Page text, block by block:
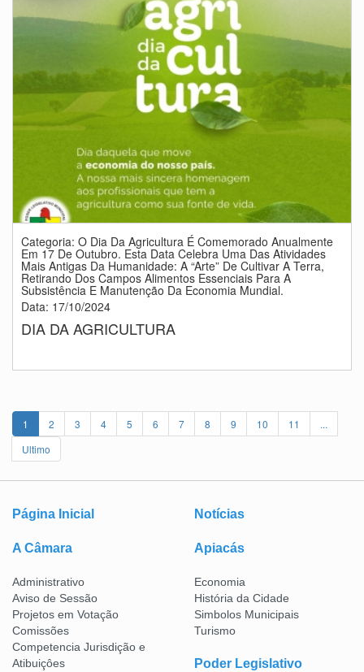
Categoria: O Dia Da Agricultura É Comemorado Anualmente
Em 17 De Outubro. Esta Data Celebra Uma Das Atividades
Mais Antigas Da Humanidade: A “arte” De Cultivar A Terra,
Retirando Dos Campos Alimentos Essenciais Para A
Subsistência E Manutenção Da Economia Mundial.
Data: 17/10/2024
DIA DA AGRICULTURA
1 2 3 4 5 6 7 8 9 10 11
...
Ultimo
Página Inicial Notícias
A Câmara
Administrativo
Aviso de Sessão
Projetos em Votação
Comissões
Competencia Jurisdição e
Atibuiçôes
Apiacás
Economia
História da Cidade
Simbolos Municipais
Turismo
Poder Legislativo